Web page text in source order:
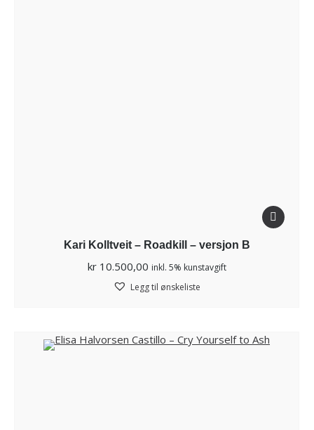
Kari Kolltveit – Roadkill – versjon B
kr10.500,00 inkl. 5% kunstavgift
Legg til ønskeliste